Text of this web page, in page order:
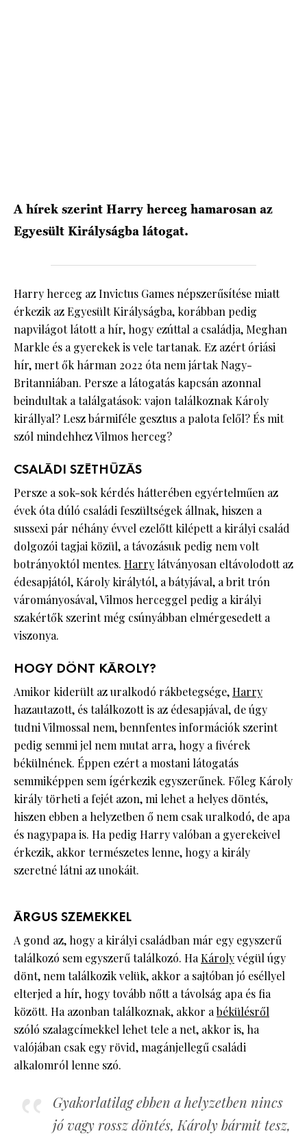
A hírek szerint Harry herceg hamarosan az
Egyesült Királyságba látogat.
Harry herceg az Invictus Games népszerűsítése miatt
érkezik az Egyesült Királyságba, korábban pedig
napvilágot látott a hír, hogy ezúttal a családja, Meghan
Markle és a gyerekek is vele tartanak. Ez azért óriási
hír, mert ők hárman 2022 óta nem jártak Nagy-
Britanniában. Persze a látogatás kapcsán azonnal
beindultak a találgatások: vajon találkoznak Károly
királlyal? Lesz bármiféle gesztus a palota felől? És mit
szól mindehhez Vilmos herceg?
CSALÁDI SZÉTHÚZÁS
Persze a sok-sok kérdés hátterében egyértelműen az
évek óta dúló családi feszültségek állnak, hiszen a
sussexi pár néhány évvel ezelőtt kilépett a királyi család
dolgozói tagjai közül, a távozásuk pedig nem volt
botrányoktól mentes. Harry látványosan eltávolodott az
édesapjától, Károly királytól, a bátyjával, a brit trón
várományosával, Vilmos herceggel pedig a királyi
szakértők szerint még csúnyábban elmérgesedett a
viszonya.
HOGY DÖNT KÁROLY?
Amikor kiderült az uralkodó rákbetegsége,Harry
hazautazott, és találkozott is az édesapjával, de úgy
tudni Vilmossal nem, bennfentes információk szerint
pedig semmi jel nem mutat arra, hogy a fivérek
békülnének. Éppen ezért a mostani látogatás
semmiképpen sem ígérkezik egyszerűnek. Főleg Károly
király törheti a fejét azon, mi lehet a helyes döntés,
hiszen ebben a helyzetben ő nem csak uralkodó, de apa
és nagypapa is. Ha pedig Harry valóban a gyerekeivel
érkezik, akkor természetes lenne, hogy a király
szeretné látni az unokáit.
ÁRGUS SZEMEKKEL
A gond az, hogy a királyi családban már egy egyszerű
találkozó sem egyszerű találkozó. HaKárolyvégül úgy
dönt, nem találkozik velük, akkor a sajtóban jó eséllyel
elterjed a hír, hogy tovább nőtt a távolság apa és fia
között. Ha azonban találkoznak, akkor abékülésről
szóló szalagcímekkel lehet tele a net, akkor is, ha
valójában csak egy rövid, magánjellegű családi
alkalomról lenne szó.
Gyakorlatilag ebben a helyzetben nincs
jó vagy rossz döntés, Károly bármit tesz,